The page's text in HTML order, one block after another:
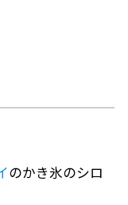
のかき氷のシロ